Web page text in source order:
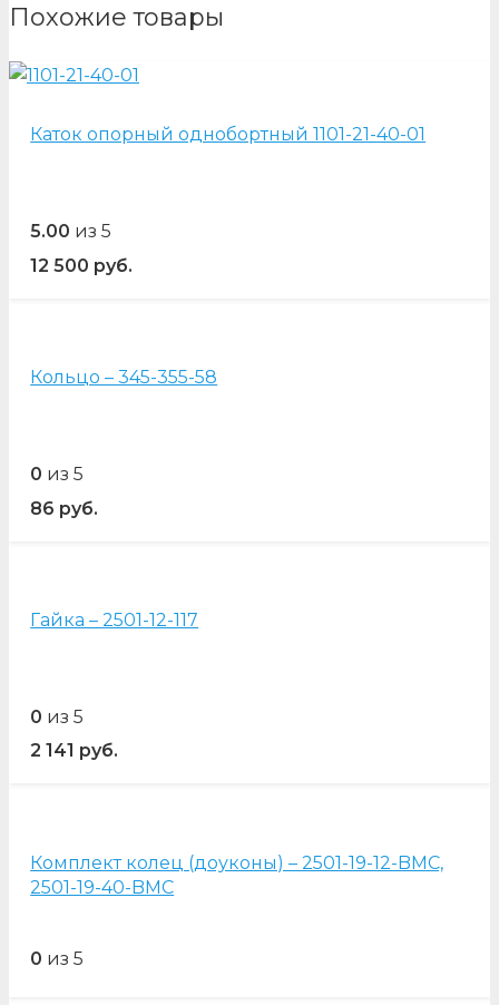
Похожие товары
Каток опорный однобортный 1101-21-40-01
5.00 из 5
12 500 руб.
Кольцо – 345-355-58
0 из 5
86 руб.
Гайка – 2501-12-117
0 из 5
2 141 руб.
Комплект колец (доуконы) – 2501-19-12-BMC,
2501-19-40-BMC
0 из 5